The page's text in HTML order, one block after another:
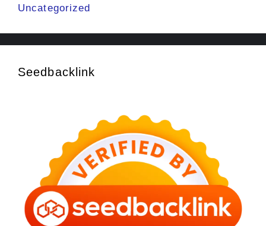
Uncategorized
Seedbacklink